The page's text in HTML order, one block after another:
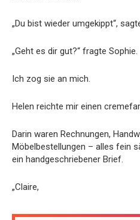
„Du bist wieder umgekippt“,
„Geht es dir gut?“ fragte Sophie.
Ich zog sie an mich.
Helen reichte mir einen
Darin waren Rechnungen,
Möbelbestellungen – alles fein
ein handgeschriebener Brief.
„Claire,